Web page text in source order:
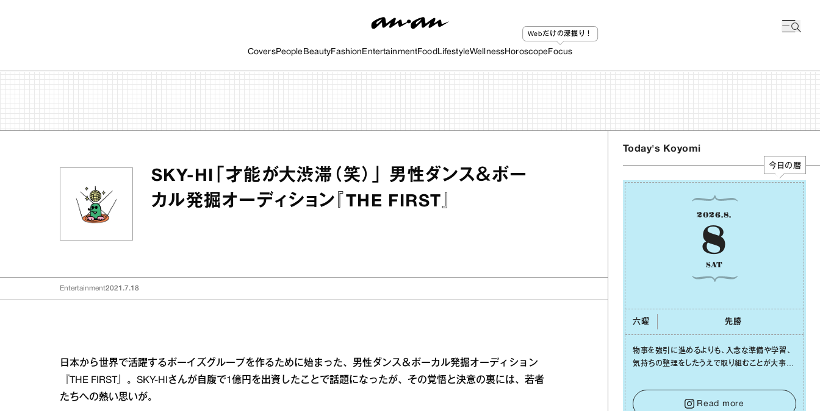
CoversPeople BeautyFashion EntertainmentFood LifestyleWellnessHoroscope
Webだけの深掘り！
Focus
SKY-HI「才能が大渋滞（笑）」 男性ダンス＆ボー
カル発掘オーディション『THE FIRST』
Entertainment2021.7.18
日本から世界で活躍するボーイズグループを作るために始まった、男性ダンス＆ボーカル発掘オーディション
『THE FIRST』。SKY-HIさんが自腹で1億円を出資したことで話題になったが、その覚悟と決意の裏には、若者
たちへの熱い思いが。
Today's Koyomi
今日の暦
2026.8.
8
SAT
六曜 先勝
物事を強引に進めるよりも、⼊念な準備や学習、
気持ちの整理をしたうえで取り組むことが⼤事な
も焦らないで。意思を伝える⼯夫をしたり、あなた
⾃⾝や疲れていそうな⼈をいたわることに時間を
Read more